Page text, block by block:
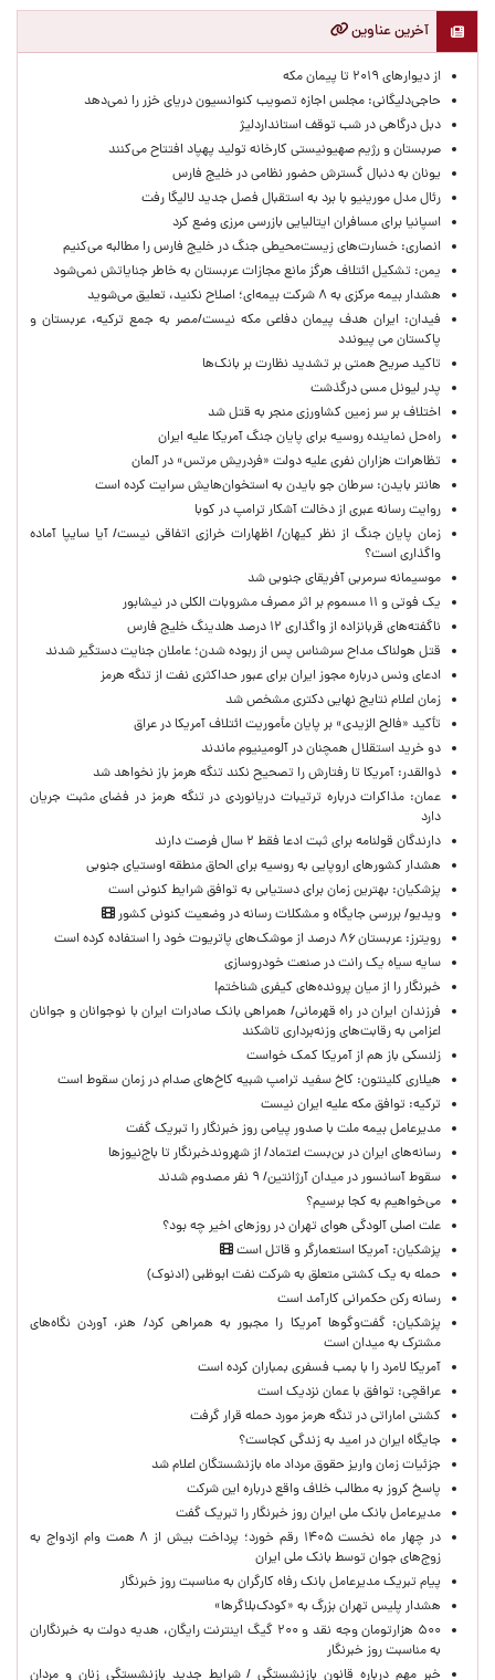
آخرین عناوین
از دیوارهای ۲۰۱۹ تا پیمان مکه
حاجی‌دلیگانی: مجلس اجازه تصویب کنوانسیون دریای خزر را نمی‌دهد
دبل درگاهی در شب توقف استانداردلیژ
صربستان و رژیم صهیونیستی کارخانه تولید پهپاد افتتاح می‌کنند
یونان به دنبال گسترش حضور نظامی در خلیج فارس
رئال مدل مورینیو با برد به استقبال فصل جدید لالیگا رفت
اسپانیا برای مسافران ایتالیایی بازرسی مرزی وضع کرد
انصاری: خسارت‌های زیست‌محیطی جنگ در خلیج فارس را مطالبه‌ می‌کنیم
یمن: تشکیل ائتلاف هرگز مانع مجازات عربستان به خاطر جنایاتش نمی‌شود
هشدار بیمه مرکزی به ۸ شرکت بیمه‌ای؛ اصلاح نکنید، تعلیق می‌شوید
فیدان: ایران هدف پیمان دفاعی مکه نیست/مصر به جمع ترکیه، عربستان و
پاکستان می پیوندد
تاکید صریح همتی بر تشدید نظارت بر بانک‌ها
پدر لیونل مسی درگذشت
اختلاف بر سر زمین کشاورزی منجر به قتل شد
راه‌حل نماینده روسیه برای پایان جنگ آمریکا علیه ایران
تظاهرات هزاران نفری علیه دولت «فردریش مرتس» در آلمان
هانتر بایدن: سرطان جو بایدن به استخوان‌هایش سرایت کرده است
روایت رسانه عبری از دخالت آشکار ترامپ در کوبا
زمان پایان جنگ از نظر کیهان/ اظهارات خرازی اتفاقی نیست/ آیا سایپا آماده
واگذاری است؟
موسیمانه سرمربی آفریقای جنوبی شد
یک فوتی و ۱۱ مسموم بر اثر مصرف مشروبات الکلی در نیشابور
ناگفته‌های قربانزاده از واگذاری ۱۲ درصد هلدینگ خلیج فارس
قتل هولناک مداح سرشناس پس از ربوده شدن؛ عاملان جنایت دستگیر شدند
ادعای ونس درباره مجوز ایران برای عبور حداکثری نفت از تنگه هرمز
زمان اعلام نتایج نهایی دکتری مشخص شد
تأکید «فالح الزیدی» بر پایان مأموریت ائتلاف آمریکا در عراق
دو خرید استقلال همچنان در آلومینیوم ماندند
ذوالقدر: آمریکا تا رفتارش را تصحیح نکند تنگه هرمز باز نخواهد شد
عمان: مذاکرات درباره ترتیبات دریانوردی در تنگه هرمز در فضای مثبت جریان
دارد
دارندگان قولنامه برای ثبت ادعا فقط ۲ سال فرصت دارند
هشدار کشورهای اروپایی به روسیه برای الحاق منطقه اوستیای جنوبی
پزشکیان‌: بهترین زمان برای دستیابی به توافق شرایط کنونی است
ویدیو/ بررسی جایگاه و مشکلات رسانه در وضعیت کنونی کشور
رویترز: عربستان ۸۶ درصد از موشک‌های پاتریوت خود را استفاده کرده است
سایه سیاه یک رانت در صنعت خودروسازی
خبرنگار را از میان پرونده‌های کیفری شناختم!
​فرزندان ایران در راه قهرمانی/ همراهی بانک صادرات ایران با نوجوانان و جوانان
اعزامی به رقابت‌های وزنه‌برداری تاشکند
زلنسکی باز هم از آمریکا کمک خواست
هیلاری کلینتون: کاخ سفید ترامپ شبیه کاخ‌های صدام در زمان سقوط است
ترکیه: توافق مکه علیه ایران نیست
مدیرعامل بیمه ملت با صدور پیامی روز خبرنگار را تبریک گفت
رسانه‌های ایران در بن‌بست اعتماد/ از شهروندخبرنگار تا باج‌نیوزها
سقوط آسانسور در میدان آرژانتین/ ۹ نفر مصدوم شدند
می‌خواهیم به کجا برسیم؟
علت اصلی آلودگی هوای تهران در روزهای اخیر چه بود؟
پزشکیان: آمریکا استعمارگر و قاتل است
حمله به یک کشتی متعلق به شرکت نفت ابوظبی (ادنوک)
رسانه رکن حکمرانی کارآمد است
پزشکیان: گفت‌وگوها آمریکا را مجبور به همراهی کرد/ هنر، آوردن نگاه‌های
مشترک به میدان است
آمریکا لامرد را با بمب فسفری بمباران کرده است
عراقچی: توافق با عمان نزدیک است
کشتی اماراتی در تنگه هرمز مورد حمله قرار گرفت
جایگاه ایران در امید به زندگی کجاست؟
جزئیات زمان واریز حقوق مرداد ماه بازنشستگان اعلام شد
پاسخ کروز به مطالب خلاف واقع درباره این شرکت
مدیرعامل بانک ملی ایران روز خبرنگار را تبریک گفت
در چهار ماه نخست ۱۴۰۵ رقم خورد؛ پرداخت بیش از ۸ همت وام ازدواج به
زوج‌های جوان توسط بانک ملی ایران
پیام تبریک مدیرعامل بانک رفاه کارگران به مناسبت روز خبرنگار
هشدار پلیس تهران بزرگ به «کودک‌بلاگرها»
۵۰۰ هزارتومان وجه نقد و ۲۰۰ گیگ اینترنت رایگان، هدیه دولت به خبرنگاران
به مناسبت روز خبرنگار
خبر مهم درباره قانون بازنشستگی / شرایط جدید بازنشستگی زنان و مردان